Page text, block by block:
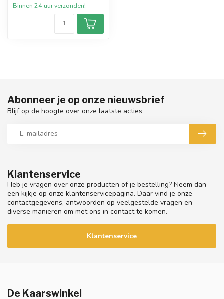
Binnen 24 uur verzonden!
Klantenservice
Heb je vragen over onze producten of je bestelling? Neem dan
een kijkje op onze klantenservicepagina. Daar vind je onze
contactgegevens, antwoorden op veelgestelde vragen en
diverse manieren om met ons in contact te komen.
Klantenservice
Abonneer je op onze nieuwsbrief
Blijf op de hoogte over onze laatste acties
De Kaarswinkel